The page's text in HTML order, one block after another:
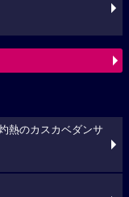
熱のカスカベダンサ